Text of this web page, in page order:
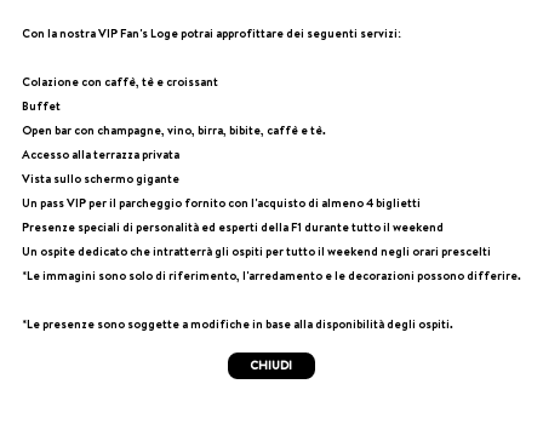
Con la nostra VIP Fan's Loge potrai approfittare dei seguenti servizi:
Colazione con caffè, tè e croissant
Buffet
Open bar con champagne, vino, birra, bibite, caffè e tè.
Accesso alla terrazza privata
Vista sullo schermo gigante
Un pass VIP per il parcheggio fornito con l'acquisto di almeno 4 biglietti
Presenze speciali di personalità ed esperti della F1 durante tutto il weekend
Un ospite dedicato che intratterrà gli ospiti per tutto il weekend negli orari prescelti
*Le immagini sono solo di riferimento, l'arredamento e le decorazioni possono differire.
*Le presenze sono soggette a modifiche in base alla disponibilità degli ospiti.
CHIUDI